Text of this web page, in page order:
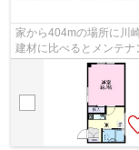
家から404mの場所に川
建材に比べるとメンテ
沿線を利用でき、利便性